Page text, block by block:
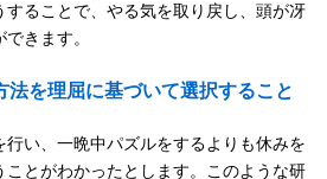
ることで、やる気を取り戻し、頭が冴
きます。
法を理屈に基づいて選択すること
行い、一晩中パズルをするよりも休みを
ことがわかったとします。このような研